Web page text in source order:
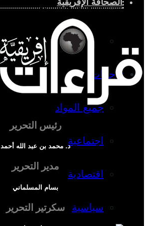
دراسة اجتماعية
دراسة اقتصادية
ترجمات
جميع المواد
اجتماعية
اقتصادية
سياسية
الصحافة الإفريقية
رئيس التحرير
د. محمد بن عبد الله أحمد
مدير التحرير
بسام المسلماني
سكرتير التحرير